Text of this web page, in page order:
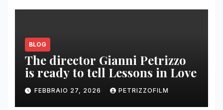
BLOG
The director Gianni Petrizzo
is ready to tell Lessons in Love
FEBBRAIO 27, 2026 PETRIZZOFILM